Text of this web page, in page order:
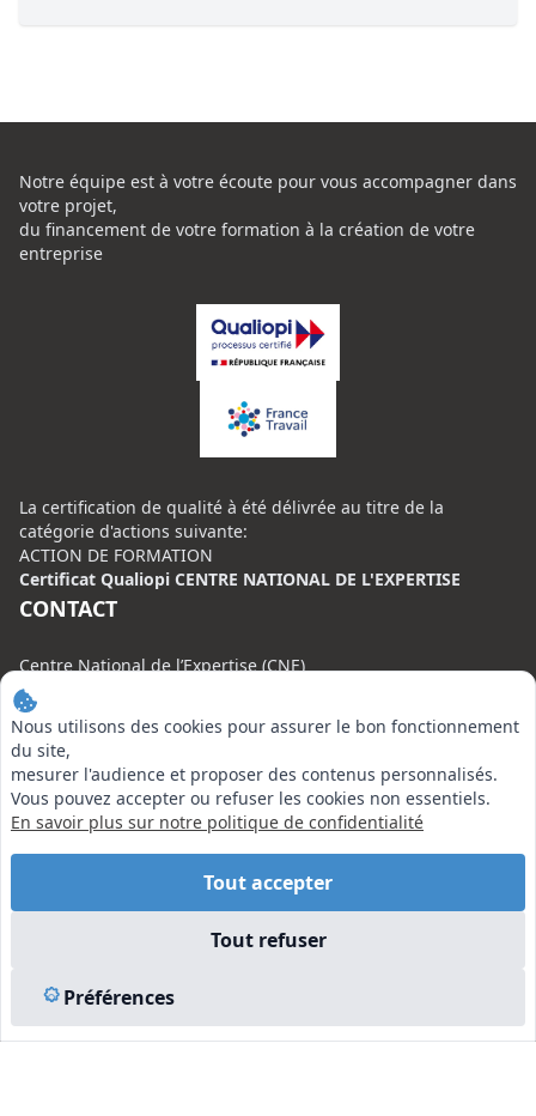
Nous utilisons des cookies pour assurer le bon fonctionnement
du site,
mesurer l'audience et proposer des contenus personnalisés.
Vous pouvez accepter ou refuser les cookies non essentiels.
En savoir plus sur notre politique de confidentialité
Tout accepter
Tout refuser
Préférences
Notre équipe est à votre écoute pour vous accompagner dans
votre projet,
du financement de votre formation à la création de votre
entreprise
La certification de qualité à été délivrée au titre de la
catégorie d'actions suivante:
ACTION DE FORMATION
Certificat Qualiopi CENTRE NATIONAL DE L'EXPERTISE
CONTACT
Centre National de l’Expertise (CNE)
20 rue Henri Regnault, 75008 Paris
N°VERT : 0800 00 80 89
EN SAVOIR PLUS
Liens utiles
Mentions légales